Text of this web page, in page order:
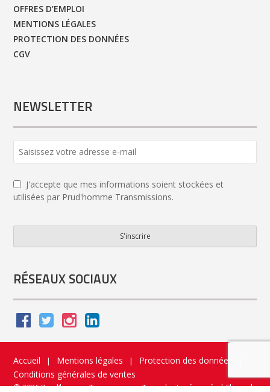
OFFRES D’EMPLOI
MENTIONS LÉGALES
PROTECTION DES DONNÉES
CGV
NEWSLETTER
J'accepte que mes informations soient stockées et
utilisées par Prud'homme Transmissions.
S'inscrire
RÉSEAUX SOCIAUX
Accueil | Mentions légales | Protection des données
Conditions générales de ventes
© 2026 Prud’homme Transmission. Tous droits réservés|Flippad